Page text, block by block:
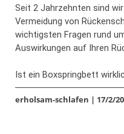
Seit 2 Jahrzehnten sind
Vermeidung von
wichtigsten Fragen rund
Auswirkungen auf Ihren
Ist ein Boxspringbett
Kann ein Boxspringbett
Welche Matratze hilft
Warum sind
erholsam-schlafen | 17/2/